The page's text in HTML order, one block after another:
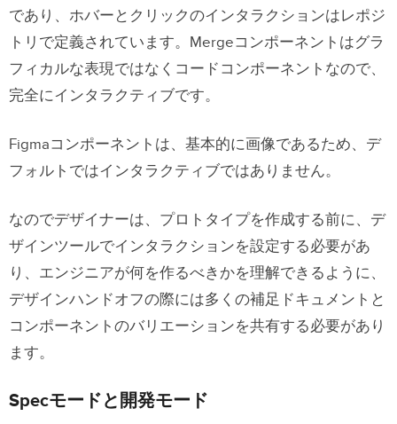
であり、ホバーとクリックのインタラクションはレポジ
トリで定義されています。 Mergeコンポーネントはグラ
フィカルな表現ではなくコードコンポーネントなので、
完全にインタラクティブです。
Figmaコンポーネントは、基本的に画像であるため、デ
フォルトではインタラクティブではありません。
なのでデザイナーは、プロトタイプを作成する前に、デ
ザインツールでインタラクションを設定する必要があ
り、エンジニアが何を作るべきかを理解できるように、
デザインハンドオフの際には多くの補足ドキュメントと
コンポーネントのバリエーションを共有する必要があり
ます。
Specモードと開発モード